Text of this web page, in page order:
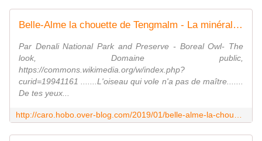
Belle-Alme la chouette de Tengmalm - La minéralité expliquée aux cailloux
Par Denali National Park and Preserve - Boreal Owl- The
look, Domaine public,
https://commons.wikimedia.org/w/index.php?
curid=19941161 .......L'oiseau qui vole n'a pas de maître.......
De tes yeux...